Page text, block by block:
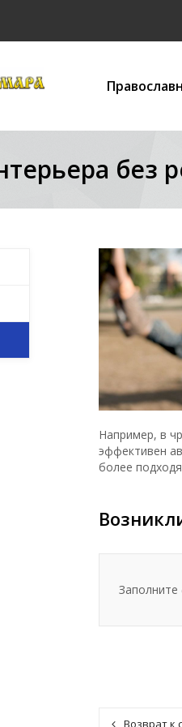
без
Например, в
эффективен
более
Возврат к